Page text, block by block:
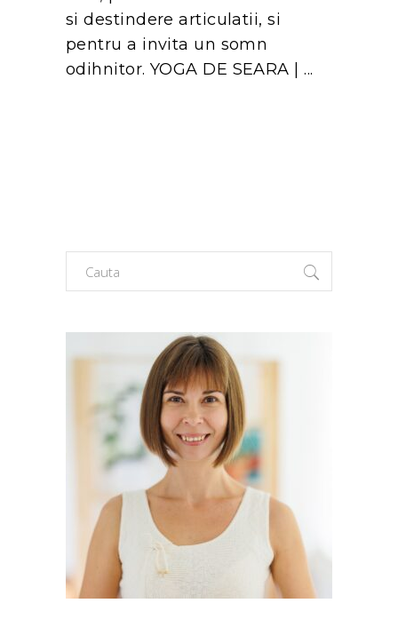
si destindere articulatii, si
pentru a invita un somn
odihnitor. YOGA DE SEARA |
for: